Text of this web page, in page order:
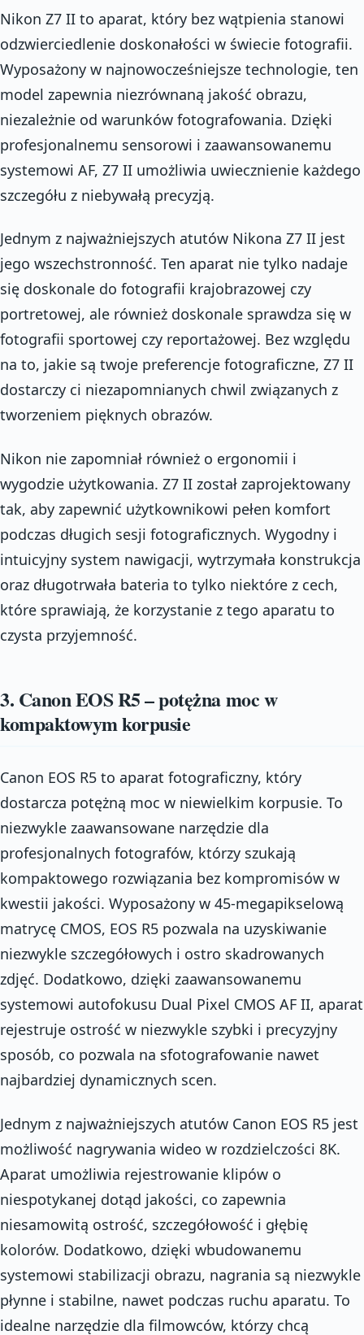
Nikon Z7 II to aparat, który bez wątpienia stanowi
odzwierciedlenie doskonałości w świecie fotografii.
Wyposażony w najnowocześniejsze technologie, ten
model zapewnia niezrównaną jakość obrazu,
niezależnie od warunków fotografowania. Dzięki
profesjonalnemu sensorowi i zaawansowanemu
systemowi AF, Z7 II umożliwia uwiecznienie każdego
szczegółu z niebywałą precyzją.
Jednym z najważniejszych atutów Nikona Z7 II jest
jego wszechstronność. Ten aparat nie tylko nadaje
się doskonale do fotografii krajobrazowej czy
portretowej, ale również doskonale sprawdza się w
fotografii sportowej czy reportażowej. Bez względu
na to, jakie są twoje preferencje fotograficzne, Z7 II
dostarczy ci niezapomnianych chwil związanych z
tworzeniem pięknych obrazów.
Nikon nie zapomniał również o ergonomii i
wygodzie użytkowania. Z7 II został zaprojektowany
tak, aby zapewnić użytkownikowi pełen komfort
podczas długich sesji fotograficznych. Wygodny i
intuicyjny system nawigacji, wytrzymała konstrukcja
oraz długotrwała bateria to tylko niektóre z cech,
które sprawiają, że korzystanie z tego aparatu to
czysta przyjemność.
3. Canon EOS R5 – potężna moc w
kompaktowym korpusie
Canon EOS R5 to aparat fotograficzny, który
dostarcza potężną moc w niewielkim korpusie. To
niezwykle zaawansowane narzędzie dla
profesjonalnych fotografów, którzy szukają
kompaktowego rozwiązania bez kompromisów w
kwestii jakości. Wyposażony w 45-megapikselową
matrycę CMOS, EOS R5 pozwala na uzyskiwanie
niezwykle szczegółowych i ostro skadrowanych
zdjęć. Dodatkowo, dzięki zaawansowanemu
systemowi autofokusu Dual Pixel CMOS AF II, aparat
rejestruje ostrość w niezwykle szybki i precyzyjny
sposób, co pozwala na sfotografowanie nawet
najbardziej dynamicznych scen.
Jednym z najważniejszych atutów Canon EOS R5 jest
możliwość nagrywania wideo w rozdzielczości 8K.
Aparat umożliwia rejestrowanie klipów o
niespotykanej dotąd jakości, co zapewnia
niesamowitą ostrość, szczegółowość i głębię
kolorów. Dodatkowo, dzięki wbudowanemu
systemowi stabilizacji obrazu, nagrania są niezwykle
płynne i stabilne, nawet podczas ruchu aparatu. To
idealne narzędzie dla filmowców, którzy chcą